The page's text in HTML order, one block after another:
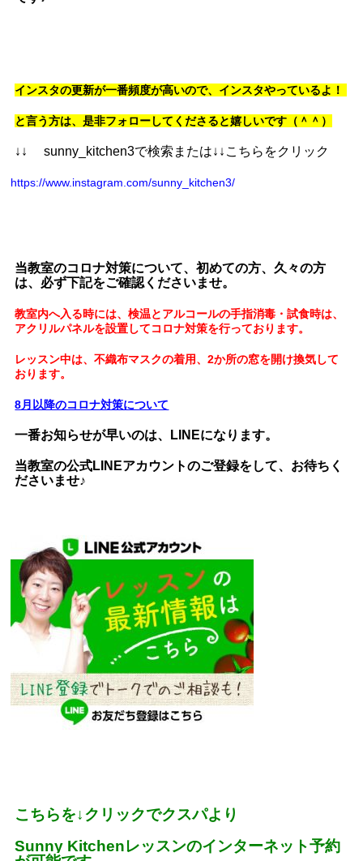
インスタの更新が一番頻度が高いので、インスタやっているよ！
と言う方は、是非フォローしてくださると嬉しいです（＾＾）
↓↓ sunny_kitchen3で検索または↓↓こちらをクリック
https://www.instagram.com/sunny_kitchen3/
当教室のコロナ対策について、初めての方、久々の方
は、必ず下記をご確認くださいませ。
教室内へ入る時には、検温とアルコールの手指消毒・試食時は、
アクリルパネルを設置してコロナ対策を行っております。
レッスン中は、不織布マスクの着用、2か所の窓を開け換気して
おります。
8月以降のコロナ対策について
一番お知らせが早いのは、LINEになります。
当教室の公式LINEアカウントのご登録をして、お待ちく
ださいませ♪
こちらを↓クリックでクスパより
Sunny Kitchenレッスンのインターネット予約